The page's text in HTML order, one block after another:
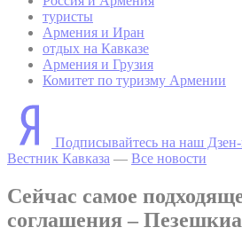
туристы
Армения и Иран
отдых на Кавказе
Армения и Грузия
Комитет по туризму Армении
Подписывайтесь на наш
Вестник Кавказа — Все новости
Сейчас самое
соглашения –